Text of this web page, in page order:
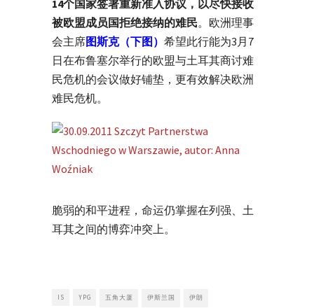
14个国家签署重新准入协议，以尽快接收
被欧盟成员国拒绝接纳的难民。欧洲理事
会主席图斯克（下图） 希望此行能为3月7
日在布鲁塞尔举行的欧盟与土耳其商讨难
民危机的会议做好铺垫，更有效解决欧洲
难民危机。
脆弱的和平进程，命运仍掌握在列强、土
耳其之间的博弈冲突上。
IS YPG 五角大厦 伊斯兰国 伊朗